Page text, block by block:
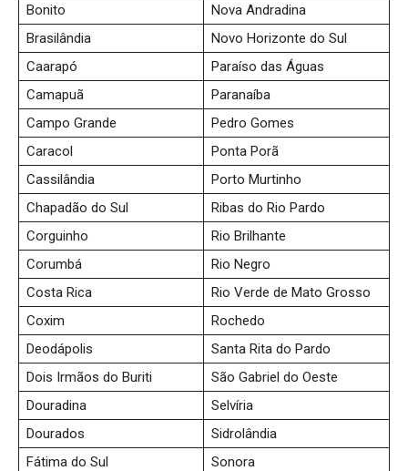
Bonito
Nova Andradina
Brasilândia
Novo Horizonte do Sul
Caarapó
Paraíso das Águas
Camapuã
Paranaíba
Campo Grande
Pedro Gomes
Caracol
Ponta Porã
Cassilândia
Porto Murtinho
Chapadão do Sul
Ribas do Rio Pardo
Corguinho
Rio Brilhante
Corumbá
Rio Negro
Costa Rica
Rio Verde de Mato Grosso
Coxim
Rochedo
Deodápolis
Santa Rita do Pardo
Dois Irmãos do Buriti
São Gabriel do Oeste
Douradina
Selvíria
Dourados
Sidrolândia
Fátima do Sul
Sonora